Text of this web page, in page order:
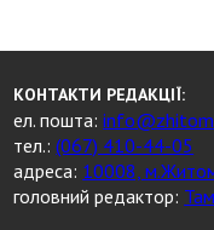
КОНТАКТИ РЕДАКЦІЇ:
ел. пошта:
тел.:(067) 410-44-05
адреса: 10008,
головний редактор: